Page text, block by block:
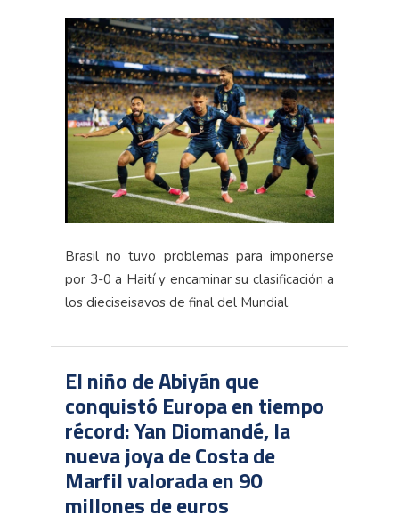
Brasil no tuvo problemas para imponerse
por 3-0 a Haití y encaminar su clasificación a
los dieciseisavos de final del Mundial.
El niño de Abiyán que
conquistó Europa en tiempo
récord: Yan Diomandé, la
nueva joya de Costa de
Marfil valorada en 90
millones de euros